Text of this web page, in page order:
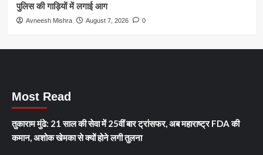
पुलिस की गाड़ियों में लगाई आग
Avneesh Mishra August 7, 2026 0
Most Read
तुकाराम मुंढे: 21 साल की सेवा में 25वीं बार ट्रांसफर, अब महाराष्ट्र FDA की
कमान, अशोक खेमका से क्यों होने लगी तुलना